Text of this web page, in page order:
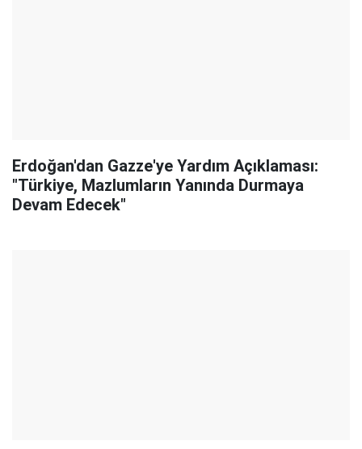
Erdoğan'dan Gazze'ye Yardım Açıklaması:
"Türkiye, Mazlumların Yanında Durmaya
Devam Edecek"